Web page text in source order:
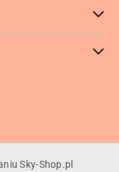
Sky-Shop.pl